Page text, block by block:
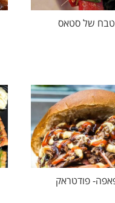
של סטאס
פודטראק